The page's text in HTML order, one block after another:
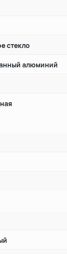
стекло
алюминий